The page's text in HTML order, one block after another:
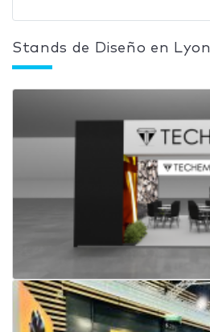
Stands de Diseño en Lyon